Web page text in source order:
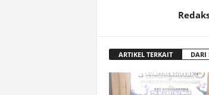
ARTIKEL TERKAIT DARI